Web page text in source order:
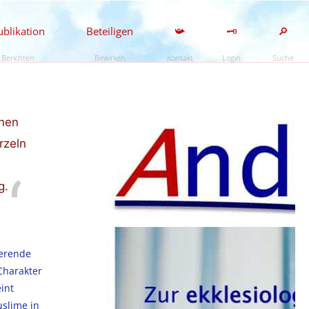
Berichten
Beteiligen
Bewirken
📯
Kontakt
🗝️
Login
🔎
Suche
in